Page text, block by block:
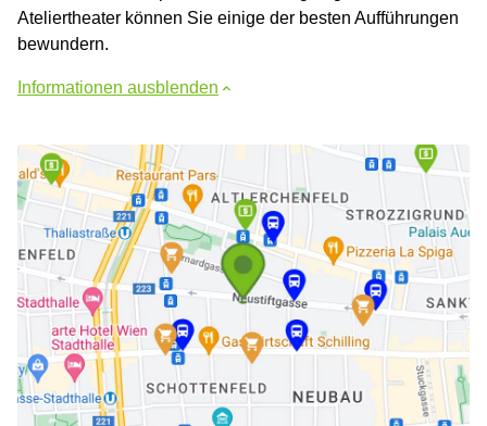
Ateliertheater können Sie einige der besten Aufführungen
bewundern.
Informationen ausblenden